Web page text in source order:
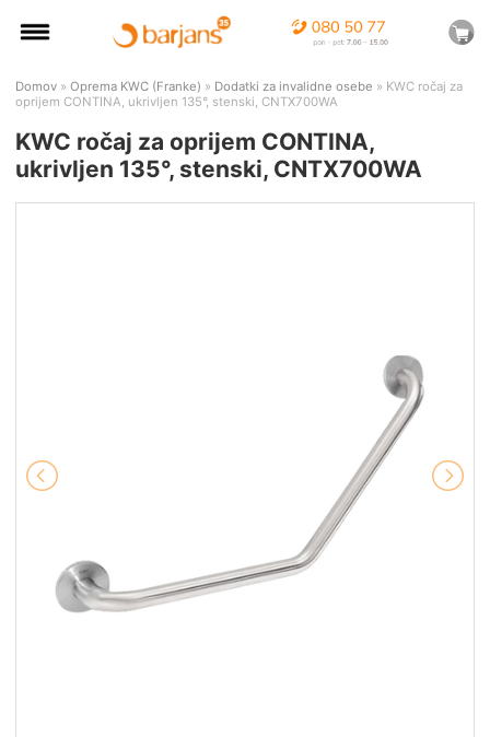
Domov » Oprema KWC (Franke) » Dodatki za invalidne osebe » KWC ročaj za
oprijem CONTINA, ukrivljen 135°, stenski, CNTX700WA
KWC ročaj za oprijem CONTINA,
ukrivljen 135°, stenski, CNTX700WA